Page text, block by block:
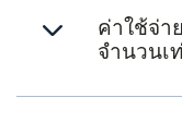
ค่าใช้จ่า
จำนวนเ